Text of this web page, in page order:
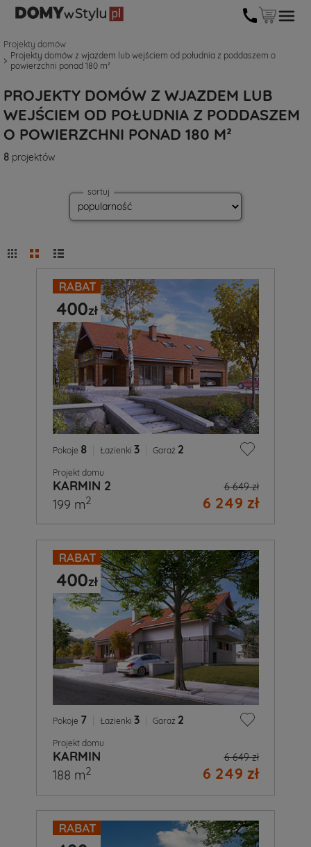
Projekty domów
Projekty domów z wjazdem lub wejściem od południa z poddaszem o
powierzchni ponad 180 m²
PROJEKTY DOMÓW Z WJAZDEM LUB
WEJŚCIEM OD POŁUDNIA Z PODDASZEM
O POWIERZCHNI PONAD 180 M²
8 projektów
sortuj
Pokoje 8 Łazienki 3 Garaż 2
Projekt domu
KARMIN 2 6 649 zł
6 249 zł
199 m2
Pokoje 7 Łazienki 3 Garaż 2
Projekt domu
KARMIN 6 649 zł
6 249 zł
188 m2